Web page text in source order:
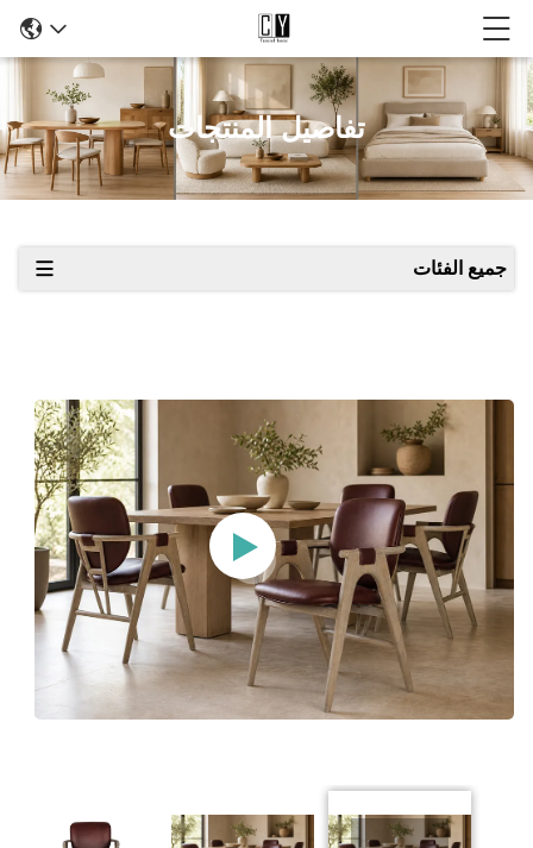
تفاصيل المنتجات
جميع الفئات